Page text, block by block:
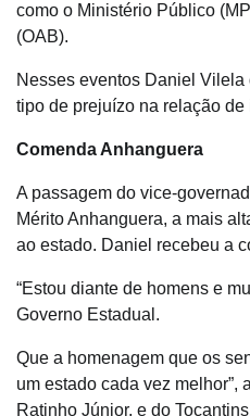
como o Ministério Público
(OAB).
Nesses eventos Daniel
tipo de prejuízo na relação
Comenda Anhanguera
A passagem do vice-
Mérito Anhanguera, a mais
ao estado. Daniel recebeu a
“Estou diante de homens e
Governo Estadual.
Que a homenagem que os
um estado cada vez
Ratinho Júnior, e do